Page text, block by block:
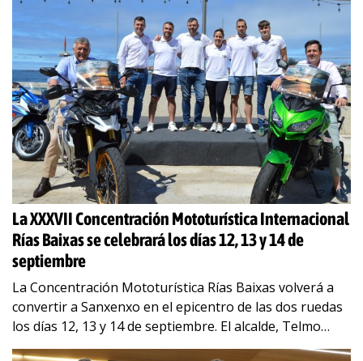
La XXXVII Concentración Mototurística Internacional
Rías Baixas se celebrará los días 12, 13 y 14 de
septiembre
La Concentración Mototurística Rías Baixas volverá a
convertir a Sanxenxo en el epicentro de las dos ruedas
los días 12, 13 y 14 de septiembre. El alcalde, Telmo
Martín, y…